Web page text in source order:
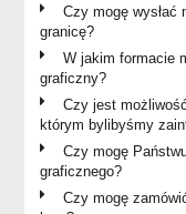
Czy mogę wysłać
granicę?
W jakim formacie
graficzny?
Czy jest
którym bylibyśmy
Czy mogę
graficznego?
Czy mogę